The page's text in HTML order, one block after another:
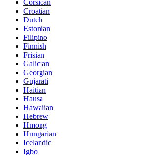
Corsican
Croatian
Dutch
Estonian
Filipino
Finnish
Frisian
Galician
Georgian
Gujarati
Haitian
Hausa
Hawaiian
Hebrew
Hmong
Hungarian
Icelandic
Igbo